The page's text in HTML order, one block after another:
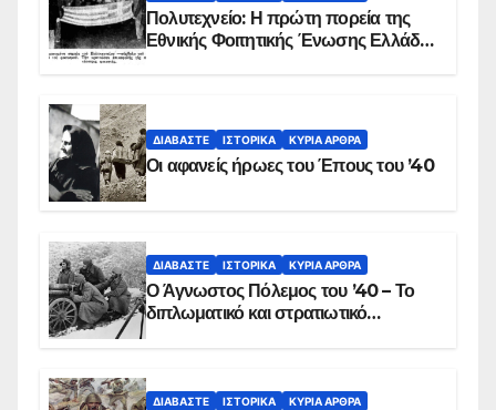
Πολυτεχνείο: Η πρώτη πορεία της
Εθνικής Φοιτητικής Ένωσης Ελλάδος
ΔΙΑΒΆΣΤΕ ΙΣΤΟΡΙΚΆ ΚΥΡΙΑ ΑΡΘΡΑ
Οι αφανείς ήρωες του Έπους του ’40
ΔΙΑΒΆΣΤΕ ΙΣΤΟΡΙΚΆ ΚΥΡΙΑ ΑΡΘΡΑ
Ο Άγνωστος Πόλεμος του ’40 – Το
διπλωματικό και στρατιωτικό
ΔΙΑΒΆΣΤΕ ΙΣΤΟΡΙΚΆ ΚΥΡΙΑ ΑΡΘΡΑ